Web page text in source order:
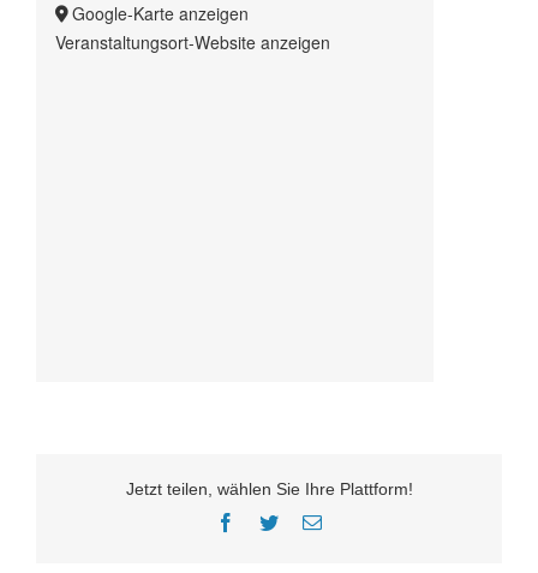
Google-Karte anzeigen
Veranstaltungsort-Website anzeigen
Jetzt teilen, wählen Sie Ihre Plattform!
Facebook
TwitterE-